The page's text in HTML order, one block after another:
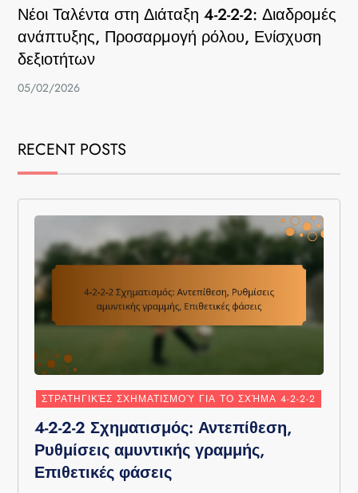
Νέοι Ταλέντα στη Διάταξη 4-2-2-2: Διαδρομές
ανάπτυξης, Προσαρμογή ρόλου, Ενίσχυση
δεξιοτήτων
05/02/2026
RECENT POSTS
ΣΤΡΑΤΗΓΙΚΈΣ ΣΧΗΜΑΤΙΣΜΟΎ ΓΙΑ ΤΟ ΣΧΉΜΑ 4-2-2-2
4-2-2-2 Σχηματισμός: Αντεπίθεση,
Ρυθμίσεις αμυντικής γραμμής,
Επιθετικές φάσεις